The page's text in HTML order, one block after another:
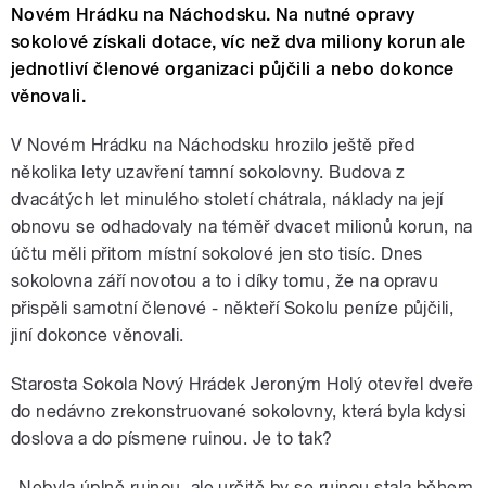
Novém Hrádku na Náchodsku. Na nutné opravy
sokolové získali dotace, víc než dva miliony korun ale
jednotliví členové organizaci půjčili a nebo dokonce
věnovali.
V Novém Hrádku na Náchodsku hrozilo ještě před
několika lety uzavření tamní sokolovny. Budova z
dvacátých let minulého století chátrala, náklady na její
obnovu se odhadovaly na téměř dvacet milionů korun, na
účtu měli přitom místní sokolové jen sto tisíc. Dnes
sokolovna září novotou a to i díky tomu, že na opravu
přispěli samotní členové - někteří Sokolu peníze půjčili,
jiní dokonce věnovali.
Starosta Sokola Nový Hrádek Jeroným Holý otevřel dveře
do nedávno zrekonstruované sokolovny, která byla kdysi
doslova a do písmene ruinou. Je to tak?